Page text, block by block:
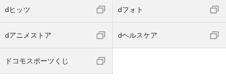
dヒッツ dフォト
dアニメストア dヘルスケア
ドコモスポーツくじ